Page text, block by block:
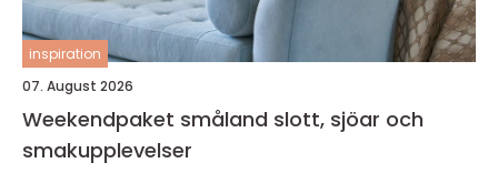
inspiration
07. August 2026
Weekendpaket småland slott, sjöar och
smakupplevelser